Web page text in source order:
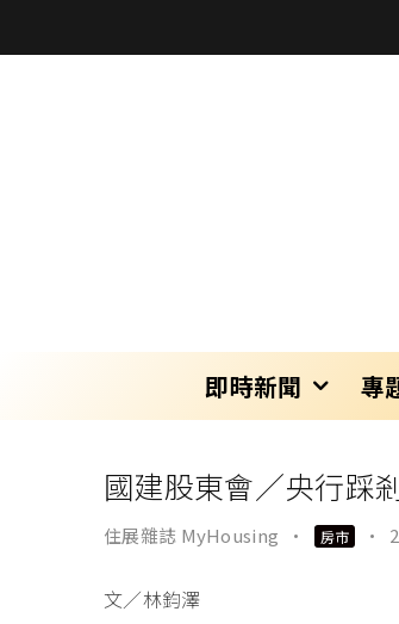
即時新聞 專
國建股東會／央行踩
住展雜誌 MyHousing · 房市 ·
文／林鈞澤